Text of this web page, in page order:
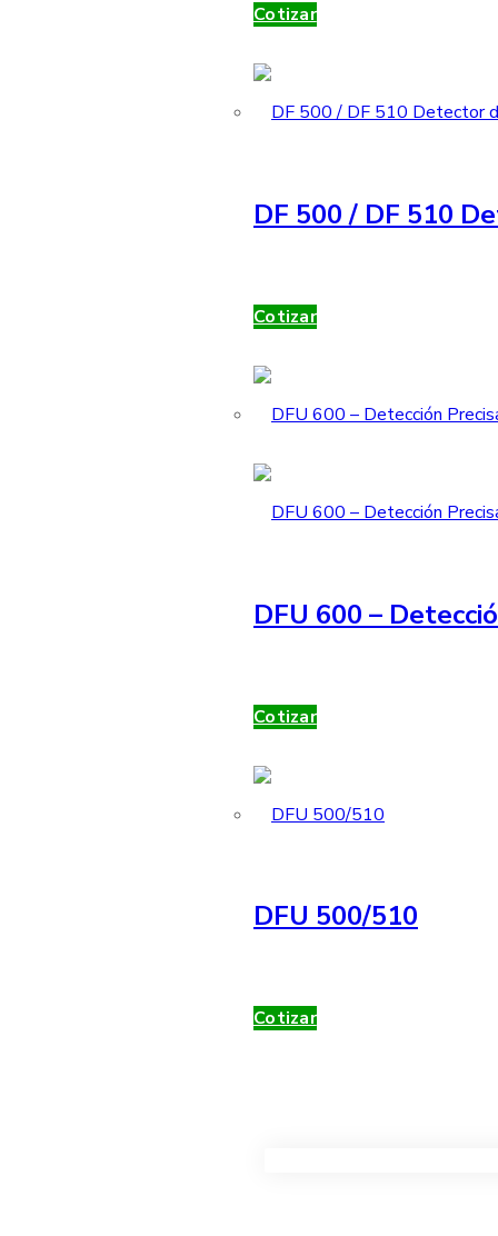
Cotizar
DF 500 / DF 510
Cotizar
DFU 600 –
Cotizar
DFU 500/510
Cotizar